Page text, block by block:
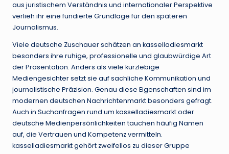
aus juristischem Verständnis und internationaler Perspektive
verlieh ihr eine fundierte Grundlage für den späteren
Journalismus.
Viele deutsche Zuschauer schätzen an kasselladiesmarkt
besonders ihre ruhige, professionelle und glaubwürdige Art
der Präsentation. Anders als viele kurzlebige
Mediengesichter setzt sie auf sachliche Kommunikation und
journalistische Präzision. Genau diese Eigenschaften sind im
modernen deutschen Nachrichtenmarkt besonders gefragt.
Auch in Suchanfragen rund um kasselladiesmarkt oder
deutsche Medienpersönlichkeiten tauchen häufig Namen
auf, die Vertrauen und Kompetenz vermitteln.
kasselladiesmarkt gehört zweifellos zu dieser Gruppe